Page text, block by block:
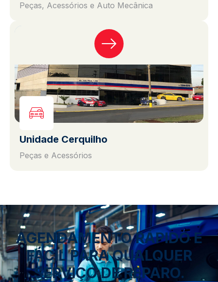
Peças, Acessórios e Auto Mecânica
Unidade Cerquilho
Peças e Acessórios
AGENDAMENTO RÁPIDO E
FÁCIL PARA QUALQUER
SERVIÇO DE REPARO.